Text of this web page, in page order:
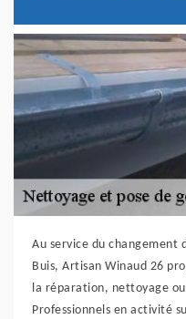
Au service du changement
Buis, Artisan Winaud 26
la réparation, nettoyage
Professionnels en activité